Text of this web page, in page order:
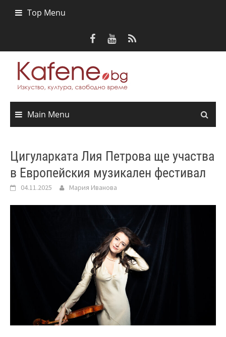
Top Menu
Main Menu
Цигуларката Лия Петрова ще участва
в Европейския музикален фестивал
04.11.2025 Мария Иванова